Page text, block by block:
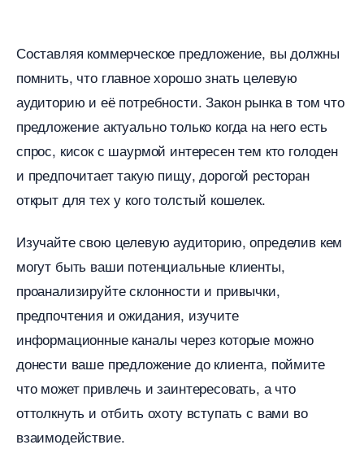
Составляя коммерческое предложение, вы должны
помнить, что главное хорошо знать целевую
аудиторию и её потребности. Закон рынка в том что
предложение актуально только когда на него есть
спрос, кисок с шаурмой интересен тем кто голоден
и предпочитает такую пищу, дорогой ресторан
открыт для тех у кого толстый кошелек.
Изучайте свою целевую аудиторию, определив кем
могут быть ваши потенциальные клиенты,
проанализируйте склонности и привычки,
предпочтения и ожидания, изучите
информационные каналы через которые можно
донести ваше предложение до клиента, поймите
что может привлечь и заинтересовать, а что
оттолкнуть и отбить охоту вступать с вами во
заимодействие.